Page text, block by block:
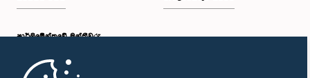
පාර්ලි‌මේන්තුවේ මන්ත්‍රීවරු
මුල් පිටුව